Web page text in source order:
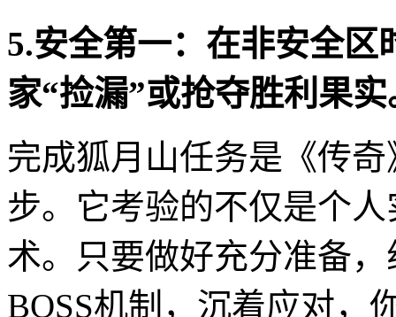
5.安全第一：在非安全
家“捡漏”或抢夺胜利果实
完成狐月山任务是《传
步。它考验的不仅是个
术。只要做好充分准备
BOSS机制，沉着应对，